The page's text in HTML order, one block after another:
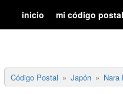
inicio mi código postal
Código Postal Japón Nara